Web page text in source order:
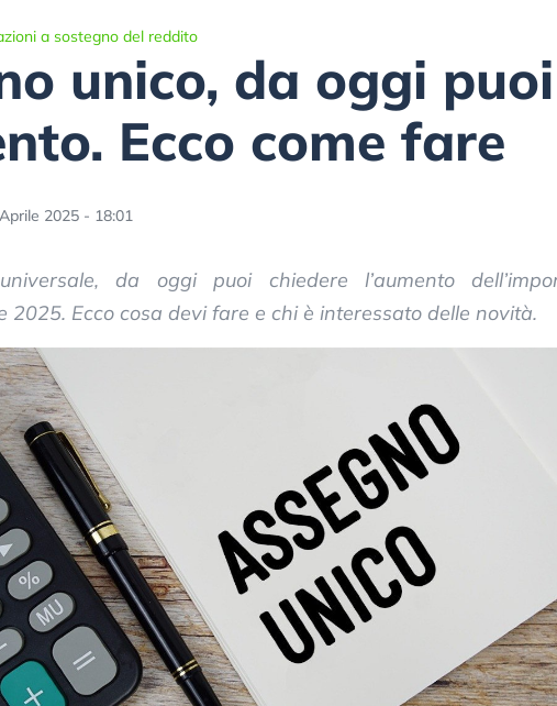
a sostegno del reddito
unico, da oggi
Ecco come fare
2025 - 18:01
da oggi puoi chiedere l’aumento
2025. Ecco cosa devi fare e chi è interessato delle novità.